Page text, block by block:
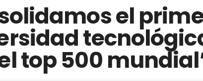
el
top 500